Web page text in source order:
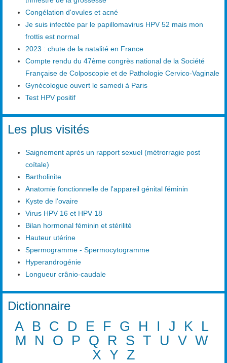
Congélation d'ovules et acné
Je suis infectée par le papillomavirus HPV 52 mais mon
frottis est normal
2023 : chute de la natalité en France
Compte rendu du 47ème congrès national de la Société
Française de Colposcopie et de Pathologie Cervico-Vaginale
Gynécologue ouvert le samedi à Paris
Test HPV positif
Les plus visités
Saignement après un rapport sexuel (métrorragie post
coïtale)
Bartholinite
Anatomie fonctionnelle de l'appareil génital féminin
Kyste de l'ovaire
Virus HPV 16 et HPV 18
Bilan hormonal féminin et stérilité
Hauteur utérine
Spermogramme - Spermocytogramme
Hyperandrogénie
Longueur crânio-caudale
Dictionnaire
A B C D E F G H I J K
L
M
N O P Q R S T U V W
X Y Z